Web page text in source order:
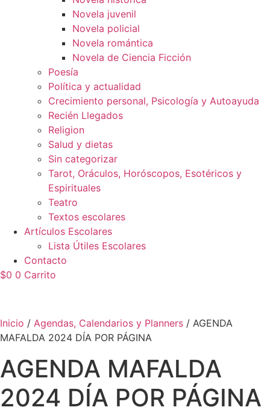
Novela juvenil
Novela policial
Novela romántica
Novela de Ciencia Ficción
Poesía
Política y actualidad
Crecimiento personal, Psicología y Autoayuda
Recién Llegados
Religion
Salud y dietas
Sin categorizar
Tarot, Oráculos, Horóscopos, Esotéricos y
Espirituales
Teatro
Textos escolares
Artículos Escolares
Lista Útiles Escolares
Contacto
$0 0 Carrito
Inicio / Agendas, Calendarios y Planners / AGENDA
MAFALDA 2024 DÍA POR PÁGINA
AGENDA MAFALDA
2024 DÍA POR PÁGINA